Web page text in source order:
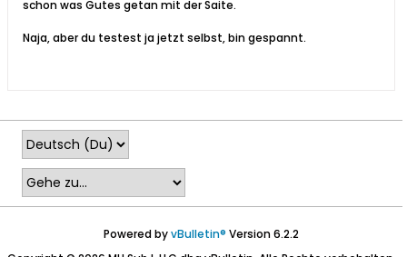
schon was Gutes getan mit der Saite.
Naja, aber du testest ja jetzt selbst, bin gespannt.
Powered byvBulletin® Version 6.2.2